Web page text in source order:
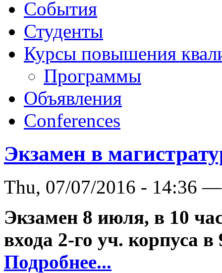
События
Студенты
Курсы повышения
Программы
Объявления
Conferences
Экзамен в
Thu, 07/07/2016 - 14:36
Экзамен 8 июля, в 10
входа 2-го уч. корпуса в
Подробнее...